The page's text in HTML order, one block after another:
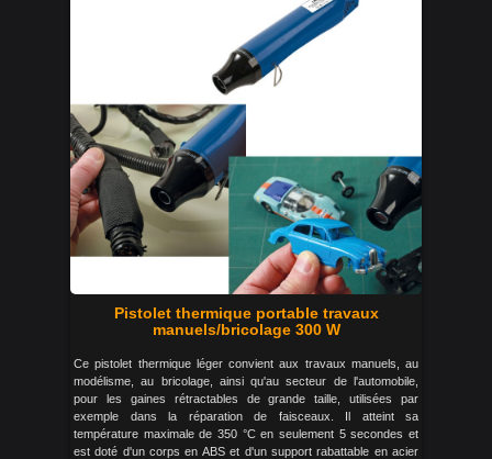
Pistolet thermique portable travaux
manuels/bricolage 300 W
Ce pistolet thermique léger convient aux travaux manuels, au
modélisme, au bricolage, ainsi qu'au secteur de l'automobile,
pour les gaines rétractables de grande taille, utilisées par
exemple dans la réparation de faisceaux. Il atteint sa
température maximale de 350 °C en seulement 5 secondes et
est doté d'un corps en ABS et d'un support rabattable en acier